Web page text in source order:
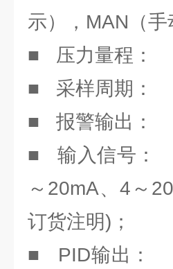
示），MAN（手
■ 压力量程
■ 采样周期
■ 报警输出：
■ 输入信号：
～20mA、4～
订货注明)；
■ PID输出：